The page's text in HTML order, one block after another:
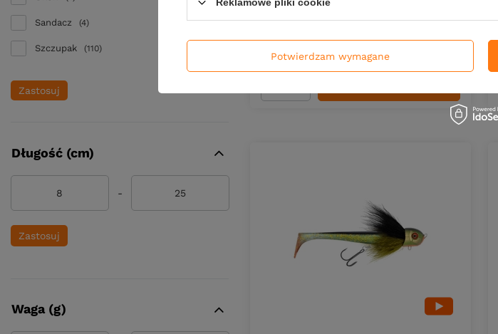
Sandacz 4
Szczupak 110
Zastosuj
Długość (cm)
-
Zastosuj
Waga (g)
78,39 zł
Kup za: 2586.87PKTpunktów
Potwierdzam wymagane